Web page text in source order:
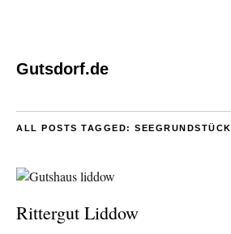
Gutsdorf.de
ALL POSTS TAGGED: SEEGRUNDSTÜCK
Rittergut Liddow